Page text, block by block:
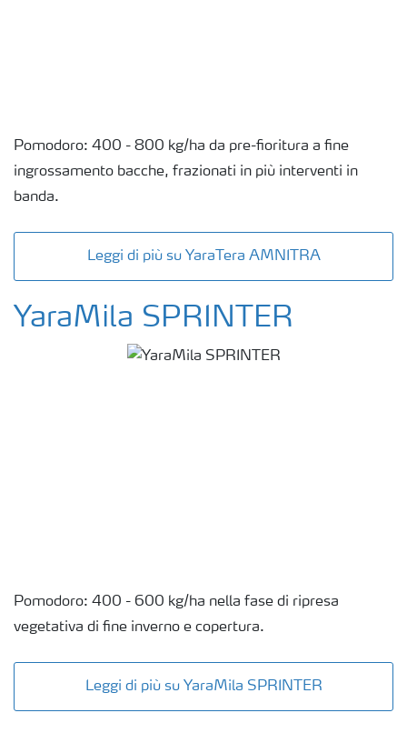
Pomodoro: 400 - 800 kg/ha da pre-fioritura a fine
ingrossamento bacche, frazionati in più interventi in
banda.
Leggi di più su YaraTera AMNITRA
YaraMila SPRINTER
Pomodoro: 400 - 600 kg/ha nella fase di ripresa
vegetativa di fine inverno e copertura.
Leggi di più su YaraMila SPRINTER